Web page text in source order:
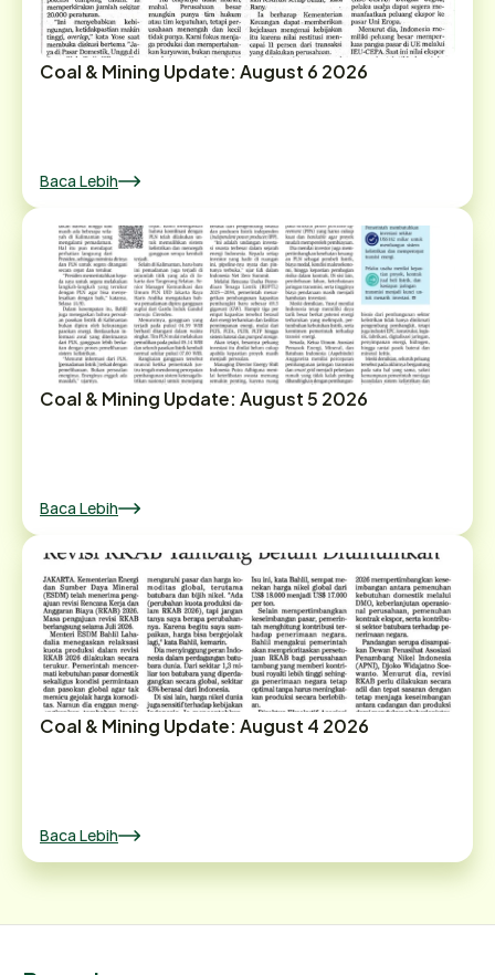
Coal & Mining Update: August 6 2026
Baca Lebih
Coal & Mining Update: August 5 2026
Baca Lebih
Coal & Mining Update: August 4 2026
Baca Lebih